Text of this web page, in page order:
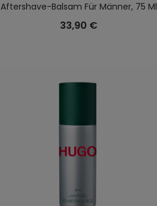
Aftershave-Balsam Für Männer, 75 Ml
33,90 €